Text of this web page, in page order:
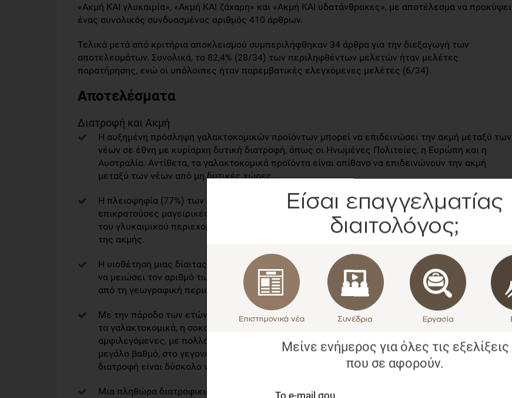
«Ακμή ΚΑΙ γλυκαιμία», «Ακμή ΚΑΙ ζάχαρη» και «Ακμή ΚΑΙ υδατάνθρακες», με αποτέλεσμα να προκύψει
ένας συνολικός συνδυασμένος αριθμός 410 άρθρων.
Τελικά μετά από κριτήρια αποκλεισμού συμπεριλήφθηκαν 34 άρθρα για την διεξαγωγή των
αποτελεσμάτων. Συνολικά, το 82,4% (28/34) των περιληφθέντων μελετών ήταν μελέτες
παρατήρησης, ενώ οι υπόλοιπες ήταν παρεμβατικές ελεγχόμενες μελέτες (6/34).
Αποτελέσματα
Διατροφή και Ακμή
Η αυξημένη πρόσληψη γαλακτοκομικών προϊόντων μπορεί να επιδεινώσει την ακμή μεταξύ των
νέων σε έθνη με κυρίαρχη δυτική διατροφή, όπως οι Ηνωμένες Πολιτείες, η Ευρώπη και η
Αυστραλία. Αντίθετα, τα γαλακτοκομικά προϊόντα είναι απίθανο να επιδεινώνουν την ακμή
μεταξύ των νέων από μη δυτικές χώρες.
Η πλειοψηφία (77%) των εντοπισμένων μελετών παρατήρησης, ανεξάρτητα από τις
επικρατούσες μαγειρικές παραδόσεις στη χώρα προέλευσης, υποστήριξε τη συσχέτιση μεταξύ
του γλυκαιμικού περιεχομένου (υδατάνθρακες, σοκολάτα, σόδα, γλυκά κ.λπ.) της διατροφής και
της ακμής.
Η υιοθέτηση μιας δίαιτας χαμηλής περιεκτικότητας σε γλυκόζη μπορεί να ωφελήσει την ακμή,
να μειώσει τον αριθμό των βλαβών και να ανακουφίσει τη σοβαρότητα της ακμής, ανεξάρτητα
από τη γεωγραφική περιοχή ή τη χώρα.
Με την πάροδο των ετών, οι συσχετίσεις μεταξύ της ακμής και συγκεκριμένων τροφίμων, όπως
τα γαλακτοκομικά, η σοκολάτα, τα λίπη, τα γλυκά και τα ανθρακούχα ποτά, έχουν αποδειχθεί
αμφιλεγόμενες, με πολλά αντικρουόμενα στοιχεία σχετικά με το θέμα. Αυτό οφείλεται, σε
μεγάλο βαθμό, στο γεγονός ότι οι επιδημιολογικές και παρεμβατικές μελέτες που αφορούν τη
διατροφή είναι δύσκολο να διεξαχθούν.
Μια πληθώρα διατροφικών συστατικών, όπως τα μικροθρεπτικά συστατικά, τα φρούτα, τα
Μείνε ενήμερος για όλες τις εξελίξεις
που σε αφορούν.